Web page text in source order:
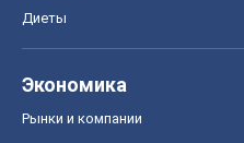
Диеты
Экономика
Рынки и компании